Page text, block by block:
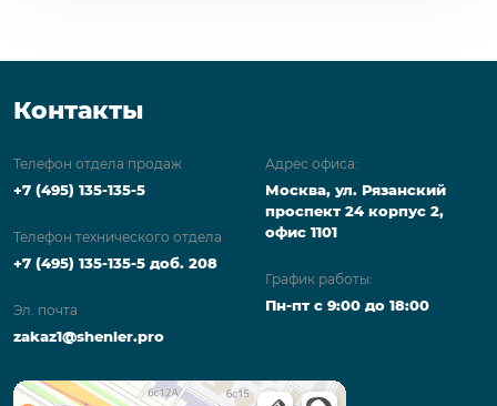
Контакты
Телефон отдела продаж
+7 (495) 135-135-5
Телефон технического отдела
+7 (495) 135-135-5 доб. 208
Эл. почта
zakaz1@shenler.pro
Адрес офиса:
Москва, ул. Рязанский
проспект 24 корпус 2,
офис 1101
График работы:
Пн-пт с 9:00 до 18:00